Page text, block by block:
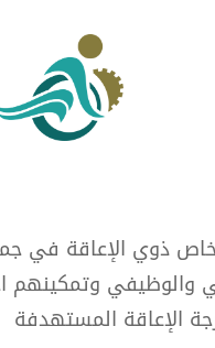
ذوي الإعاقة في
وتمكينهم
الإعاقة المستهدفة​